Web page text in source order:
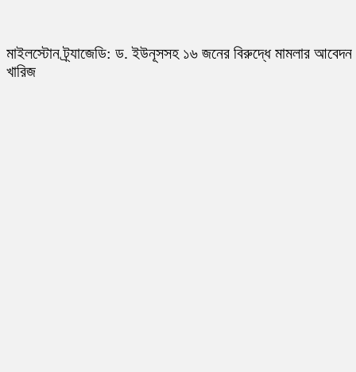
মাইলস্টোন ট্র্যাজেডি: ড. ইউনূসসহ ১৬ জনের বিরুদ্ধে মামলার আবেদন
খারিজ